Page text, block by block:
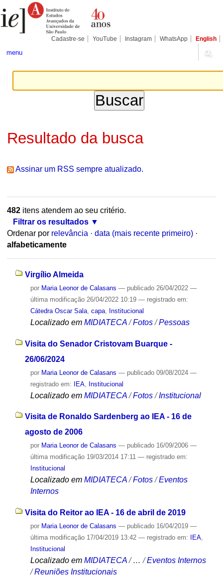
para
conteúdo.
Pessoais
Cadastre-se YouTube Instagram WhatsApp English
menu
Resultado da busca
Assinar um RSS sempre atualizado.
482itens atendem ao seu critério.
Filtrar os resultados
Ordenar por relevância · data (mais recente primeiro) ·
alfabeticamente
Virgílio Almeida
por Maria Leonor de Calasans — publicado26/04/2022 —
última modificação26/04/2022 10:19 — registrado em:
Cátedra Oscar Sala, capa, Institucional
Localizado em MIDIATECA /Fotos /Pessoas
Visita do Senador Cristovam Buarque -
26/06/2024
por Maria Leonor de Calasans — publicado09/08/2024 —
registrado em: IEA, Institucional
Localizado em MIDIATECA /Fotos /Institucional
Visita de Ronaldo Sardenberg ao IEA - 16 de
agosto de 2006
por Maria Leonor de Calasans — publicado16/09/2006 —
última modificação19/03/2014 17:11 — registrado em:
Institucional
Localizado em MIDIATECA /Fotos /Eventos
Internos
Visita do Reitor ao IEA - 16 de abril de 2019
por Maria Leonor de Calasans — publicado16/04/2019 —
última modificação17/04/2019 13:42 — registrado em: IEA,
Institucional
Localizado em MIDIATECA /…/Eventos Internos
/Reuniões Institucionais